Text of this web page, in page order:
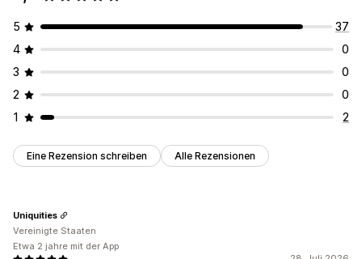
5
37
4
0
3
0
2
0
1
2
Eine Rezension schreiben Alle Rezensionen
Uniquities
Vereinigte Staaten
Etwa 2 jahre mit der App